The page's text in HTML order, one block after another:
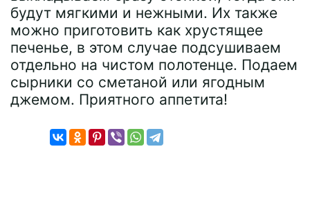
будут мягкими и нежными. Их также
можно приготовить как хрустящее
печенье, в этом случае подсушиваем
отдельно на чистом полотенце. Подаем
сырники со сметаной или ягодным
джемом. Приятного аппетита!